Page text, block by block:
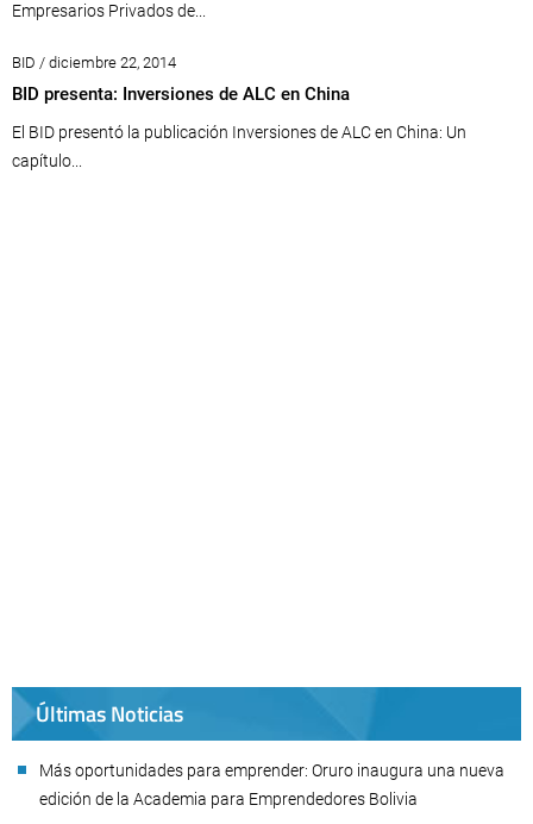
Empresarios Privados de...
BID / diciembre 22, 2014
BID presenta: Inversiones de ALC en China
El BID presentó la publicación Inversiones de ALC en China: Un
capítulo...
Últimas Noticias
Más oportunidades para emprender: Oruro inaugura una nueva
edición de la Academia para Emprendedores Bolivia